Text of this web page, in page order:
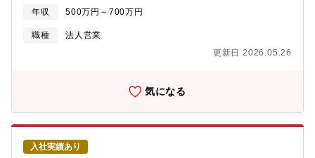
品質管理体制の構築、維持、改善・品質データの分析、不良原因
の特定と対策立案、是正処置の推進・サプライヤー品質管理、品
質監査の実施・品質マネジメントシステム（QMS）の運用・改善
割: 製品の品質基準策定から品質計画の立案・実行、製造工程にお
るための中心的な役割を担うことができる。データに基づいた課
題解決: 品質データの分析を通じて不良原因を特定し、具体的な対
策を立案・推進することで、製品の信頼性向上に直接貢献でき
る。これらの業務を通じて、技術的な専門性を深めながら、製品
の品質を支える重要な役割を担い、大きな達成感とやりがいを感
じることができる。
年収 500万円～700万円
職種
法人営業
更新日 2026.05.26
気になる
入社実績あり